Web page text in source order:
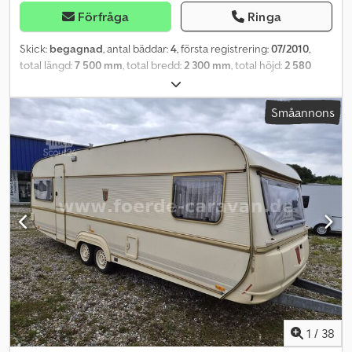
Förfråga Ringa
Skick: begagnad, antal bäddar:4, första registrering:07/2010,
total längd:7 500 mm , total bredd: 2 300 mm , total höjd: 2 580
, totalvikt:
badrum, parkeringsvärmare, Du kan nå oss måndag till fredag
mellan 09:00 och 18:00! Och på lördagar mellan 09:00 och 16:00!
Kontakt: Internnummer för förfrågningar: 89 Besiktning och
gasoltest utförs vid köp av nytt fordon! Fordonsdata: * Första
registrering: 07/2010 * Tjänstevikt: 1325 kg * Tillåten totalvikt: 1700
kg * Längd (totalt): 7,50 m * Längd (påbyggnad): 6,30 m Credpfezr
Apvox Aqwjf * Bredd: 2,30 m * Höjd: 2,58 m * Inre höjd: 1,96 m *
Omkretsmått: 10,30 m Utrustning: * Antal sovplatser: 4 *
Enkelsängar i framdelen 1,98 x 0,85 m * Rundsittgrupp i bakdelen
2,10 x 1,38 m * Rullmadrassfunktion 2,10 x 1,98 m * Köksdel *
Varmvatten * Våtrum med toalett och handfat * Truma-värmare
med varmluftsfunktion och Ultraheat * Rullgardiner med
insektsnät * Panoramaglastak * Antisladdkoppling * Insektsnät i
dörren Tillbehör: * Markis * Manövreringshjälp Våra tjänster
(valfritt): * Leverans i hela landet * Finansiering (genom vår
husbank) * Inbyte * Tillbehör/reservdelar/förtält * Däckservice *
Småannons
1 / 38